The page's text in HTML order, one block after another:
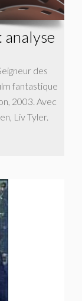
analyse
des
fantastique
2003. Avec
Liv Tyler.